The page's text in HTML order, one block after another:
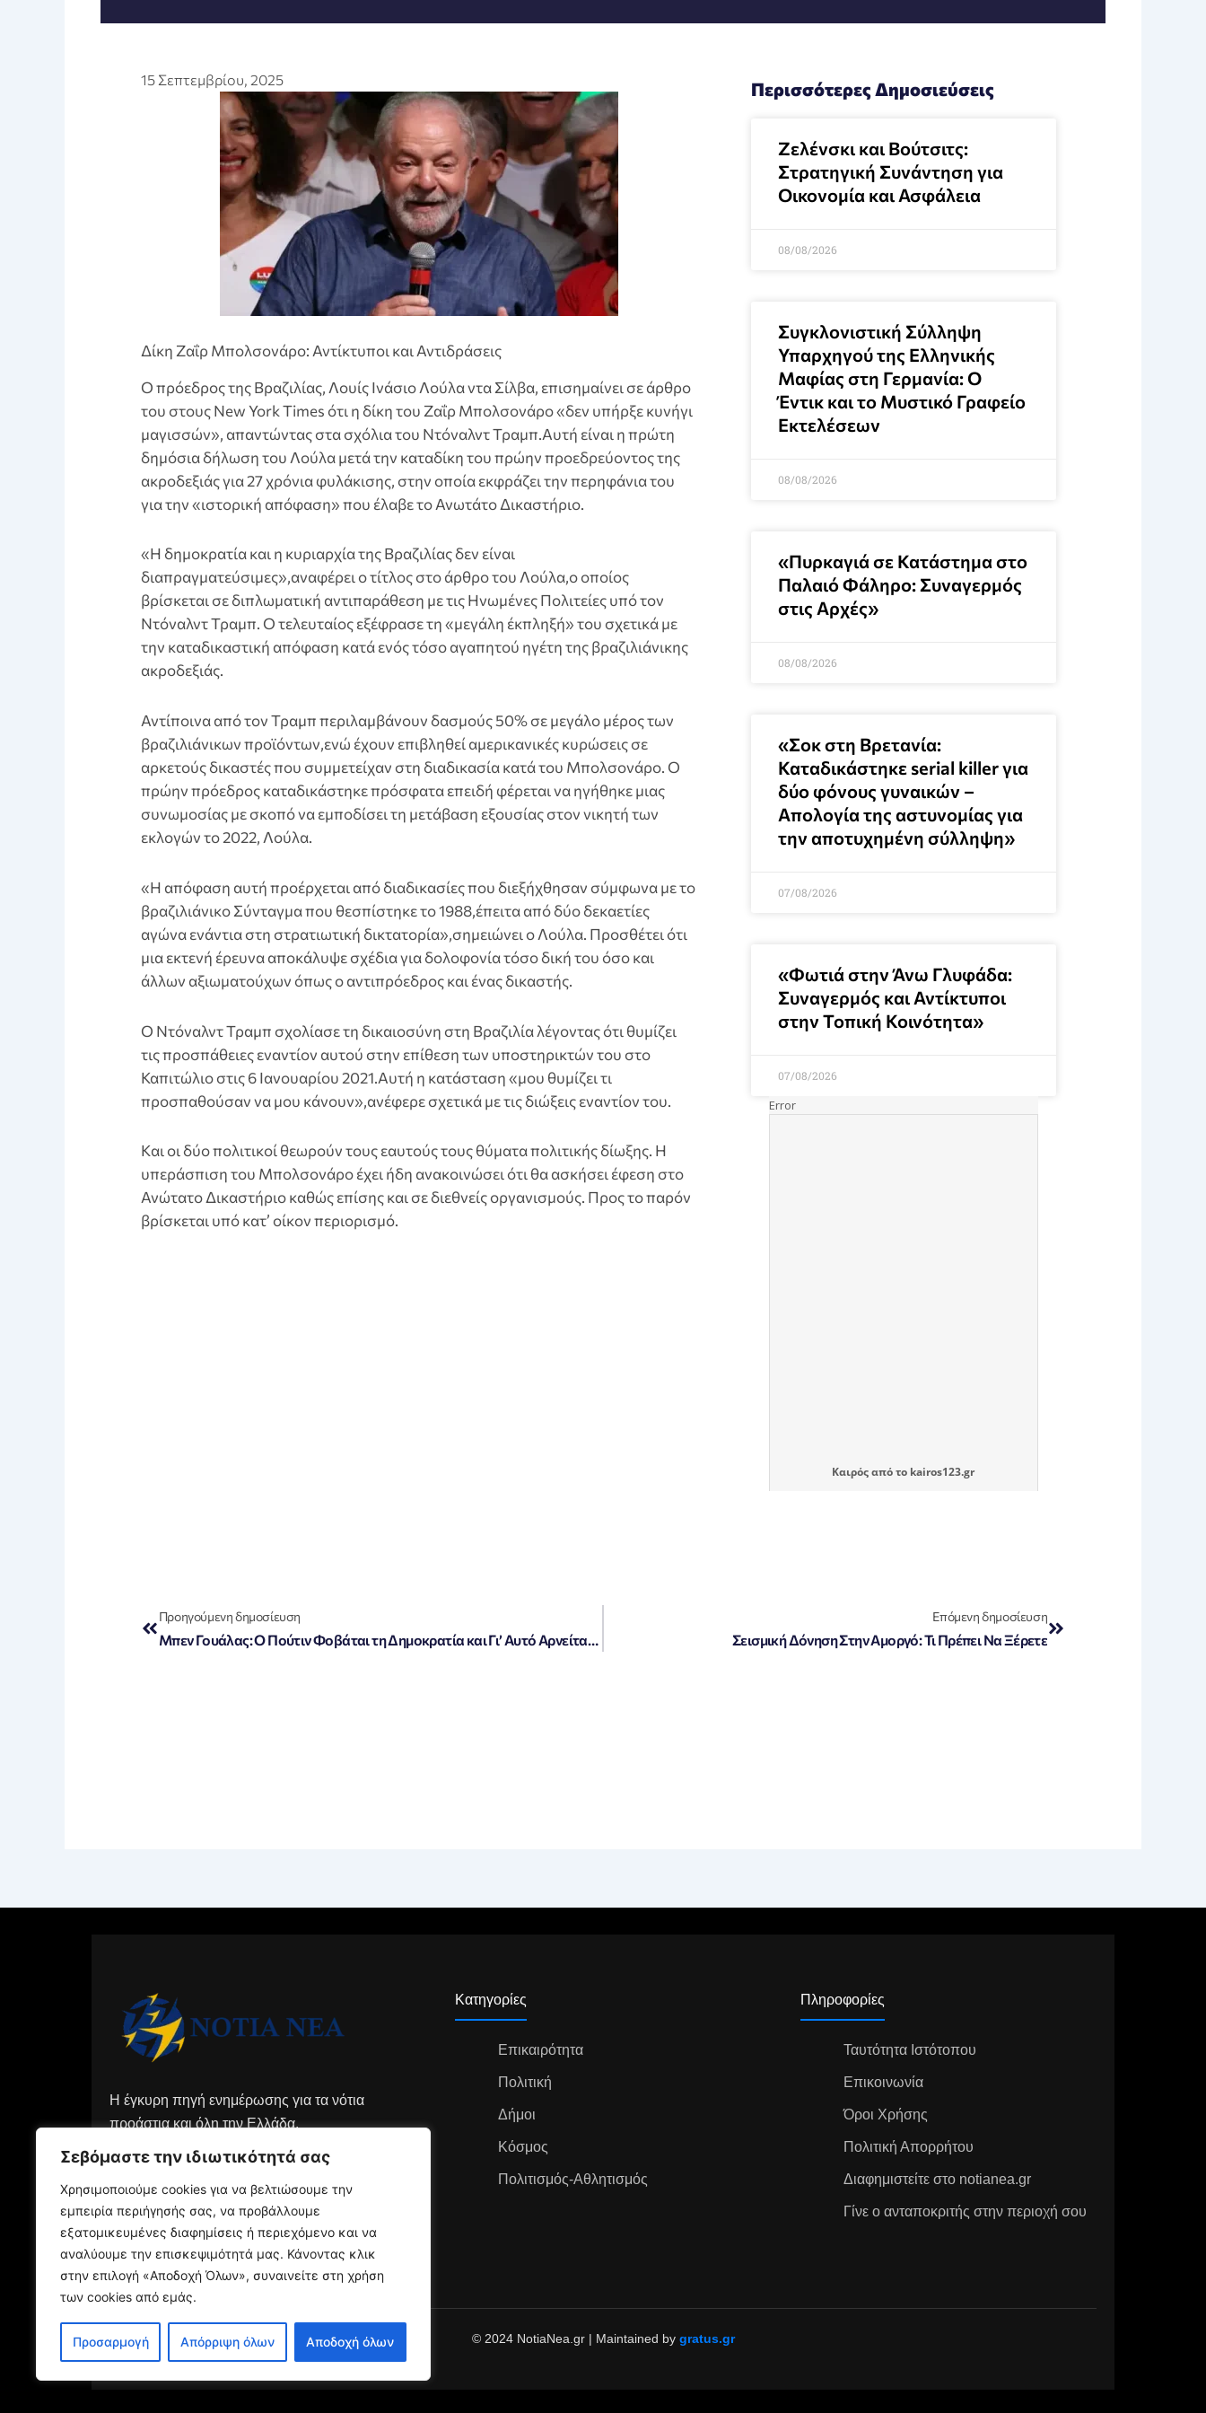
Σεβόμαστε την ιδιωτικότητά σας
Χρησιμοποιούμε cookies για να βελτιώσουμε την
εμπειρία περιήγησής σας, να προβάλλουμε
εξατομικευμένες διαφημίσεις ή περιεχόμενο και να
αναλύουμε την επισκεψιμότητά μας. Κάνοντας κλικ
στην επιλογή «Αποδοχή Όλων», συναινείτε στη χρήση
των cookies από εμάς.
Προσαρμογή Απόρριψη όλων Αποδοχή όλων
15 Σεπτεμβρίου, 2025
Δίκη Ζαΐρ Μπολσονάρο: Αντίκτυποι και Αντιδράσεις
Ο πρόεδρος της Βραζιλίας, Λουίς Ινάσιο Λούλα ντα Σίλβα, επισημαίνει σε άρθρο
του στους New York Times ότι η δίκη του Ζαΐρ Μπολσονάρο «δεν υπήρξε κυνήγι
μαγισσών», απαντώντας στα σχόλια του Ντόναλντ Τραμπ.Αυτή είναι η πρώτη
δημόσια δήλωση του Λούλα μετά την καταδίκη του πρώην προεδρεύοντος της
ακροδεξιάς για 27 χρόνια φυλάκισης, στην οποία εκφράζει την περηφάνια του
για την «ιστορική απόφαση» που έλαβε το Ανωτάτο Δικαστήριο.
«Η δημοκρατία και η κυριαρχία της Βραζιλίας δεν είναι
διαπραγματεύσιμες»,αναφέρει ο τίτλος στο άρθρο του Λούλα,ο οποίος
βρίσκεται σε διπλωματική αντιπαράθεση με τις Ηνωμένες Πολιτείες υπό τον
Ντόναλντ Τραμπ. Ο τελευταίος εξέφρασε τη «μεγάλη έκπληξή» του σχετικά με
την καταδικαστική απόφαση κατά ενός τόσο αγαπητού ηγέτη της βραζιλιάνικης
ακροδεξιάς.
Αντίποινα από τον Τραμπ περιλαμβάνουν δασμούς 50% σε μεγάλο μέρος των
βραζιλιάνικων προϊόντων,ενώ έχουν επιβληθεί αμερικανικές κυρώσεις σε
αρκετούς δικαστές που συμμετείχαν στη διαδικασία κατά του Μπολσονάρο. Ο
πρώην πρόεδρος καταδικάστηκε πρόσφατα επειδή φέρεται να ηγήθηκε μιας
συνωμοσίας με σκοπό να εμποδίσει τη μετάβαση εξουσίας στον νικητή των
εκλογών το 2022, Λούλα.
«Η απόφαση αυτή προέρχεται από διαδικασίες που διεξήχθησαν σύμφωνα με το
βραζιλιάνικο Σύνταγμα που θεσπίστηκε το 1988,έπειτα από δύο δεκαετίες
αγώνα ενάντια στη στρατιωτική δικτατορία»,σημειώνει ο Λούλα. Προσθέτει ότι
μια εκτενή έρευνα αποκάλυψε σχέδια για δολοφονία τόσο δική του όσο και
άλλων αξιωματούχων όπως ο αντιπρόεδρος και ένας δικαστής.
Ο Ντόναλντ Τραμπ σχολίασε τη δικαιοσύνη στη Βραζιλία λέγοντας ότι θυμίζει
τις προσπάθειες εναντίον αυτού στην επίθεση των υποστηρικτών του στο
Καπιτώλιο στις 6 Ιανουαρίου 2021.Αυτή η κατάσταση «μου θυμίζει τι
προσπαθούσαν να μου κάνουν»,ανέφερε σχετικά με τις διώξεις εναντίον του.
Kαι οι δύο πολιτικοί θεωρούν τους εαυτούς τους θύματα πολιτικής δίωξης. Η
υπεράσπιση του Μπολσονάρο έχει ήδη ανακοινώσει ότι θα ασκήσει έφεση στο
Ανώτατο Δικαστήριο καθώς επίσης και σε διεθνείς οργανισμούς. Προς το παρόν
βρίσκεται υπό κατ’ οίκον περιορισμό.
Περισσότερες Δημοσιεύσεις
Ζελένσκι και Βούτσιτς:
Στρατηγική Συνάντηση για
Οικονομία και Ασφάλεια
08/08/2026
Συγκλονιστική Σύλληψη
Υπαρχηγού της Ελληνικής
Μαφίας στη Γερμανία: Ο
Έντικ και το Μυστικό Γραφείο
Εκτελέσεων
08/08/2026
«Πυρκαγιά σε Κατάστημα στο
Παλαιό Φάληρο: Συναγερμός
στις Αρχές»
08/08/2026
«Σοκ στη Βρετανία:
Καταδικάστηκε serial killer για
δύο φόνους γυναικών –
Απολογία της αστυνομίας για
την αποτυχημένη σύλληψη»
07/08/2026
«Φωτιά στην Άνω Γλυφάδα:
Συναγερμός και Αντίκτυποι
στην Τοπική Κοινότητα»
07/08/2026
Καιρόςαπό το kairos123.gr
Προηγούμενη δημοσίευση
Μπεν Γουάλας: Ο Πούτιν Φοβάται τη Δημοκρατία και Γι’ Αυτό Αρνείται την Ειρήνη
Επόμενη δημοσίευση
Σεισμική Δόνηση Στην Αμοργό: Τι Πρέπει Να Ξέρετε
Η έγκυρη πηγή ενημέρωσης για τα νότια
προάστια και όλη την Ελλάδα.
Κατηγορίες
Επικαιρότητα
Πολιτική
Δήμοι
Κόσμος
Πολιτισμός-Αθλητισμός
Πληροφορίες
Ταυτότητα Ιστότοπου
Επικοινωνία
Όροι Χρήσης
Πολιτική Απορρήτου
Διαφημιστείτε στο notianea.gr
Γίνε ο ανταποκριτής στην περιοχή σου
© 2024 NotiaNea.gr | Maintained by gratus.gr